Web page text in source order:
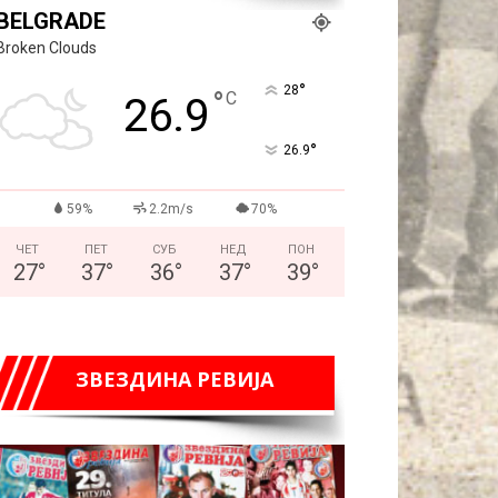
Clouds
26.9 °C 28°
26.9°
59% 2.2m/s 70%
ЧЕТ
27°
ПЕТ
37°
СУБ
36°
НЕД
37°
ПОН
39°
ЗВЕЗДИНА РЕВИЈА